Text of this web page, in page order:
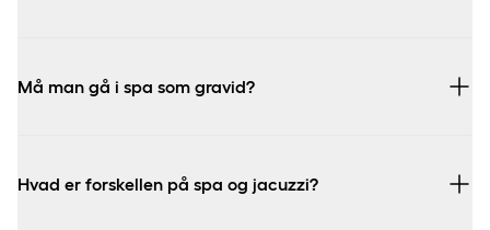
Må man gå i spa som gravid?
Hvad er forskellen på spa og jacuzzi?